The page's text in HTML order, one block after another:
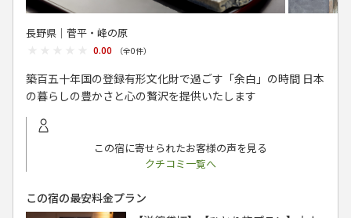
長野県│菅平・峰の原
0.00 （全0件）
築百五十年国の登録有形文化財で過ごす「余白」の時間 日本
の暮らしの豊かさと心の贅沢を提供いたします
この宿に寄せられたお客様の声を見る
クチコミ一覧へ
この宿の最安料金プラン